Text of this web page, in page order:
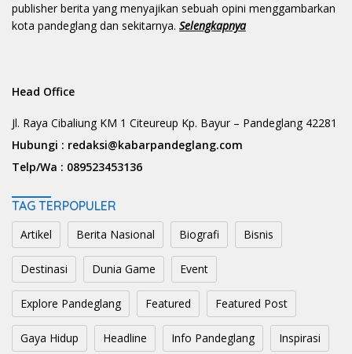
publisher berita yang menyajikan sebuah opini menggambarkan
kota pandeglang dan sekitarnya. Selengkapnya
Head Office
Jl. Raya Cibaliung KM 1 Citeureup Kp. Bayur – Pandeglang 42281
Hubungi : redaksi@kabarpandeglang.com
Telp/Wa : 089523453136
TAG TERPOPULER
Artikel Berita Nasional Biografi Bisnis
Destinasi Dunia Game Event
Explore Pandeglang Featured Featured Post
Gaya Hidup Headline Info Pandeglang Inspirasi